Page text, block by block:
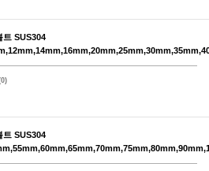
트 SUS304
트 SUS304